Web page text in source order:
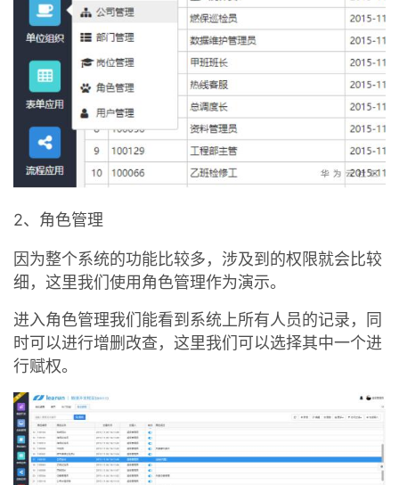
2、角色管理
因为整个系统的功能比较多，涉及到的权限就会比较
细，这里我们使用角色管理作为演示。
进入角色管理我们能看到系统上所有人员的记录，同
时可以进行增删改查，这里我们可以选择其中一个进
行赋权。